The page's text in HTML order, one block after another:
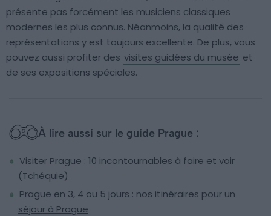
présente pas forcément les musiciens classiques
modernes les plus connus. Néanmoins, la qualité des
représentations y est toujours excellente. De plus, vous
pouvez aussi profiter des visites guidées du musée et
de ses expositions spéciales.
À lire aussi sur le guide Prague :
Visiter Prague : 10 incontournables à faire et voir
(Tchéquie)
Prague en 3, 4 ou 5 jours : nos itinéraires pour un
séjour à Prague